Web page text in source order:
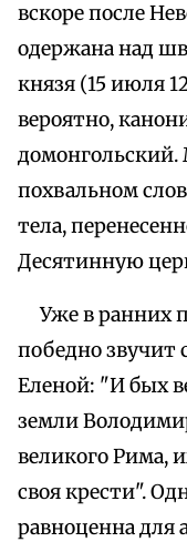
вскоре после
одержана над
князя (15 июля
вероятно,
домонгольский.
похвальном
тела,
Десятинную
Уже в ранних
победно звучит
Еленой: "И бых
земли
великого Рима,
своя крести".
равноценна для